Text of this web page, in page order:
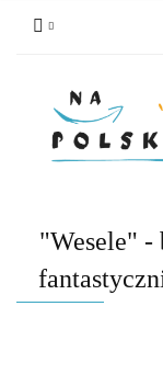
"Wesele" -